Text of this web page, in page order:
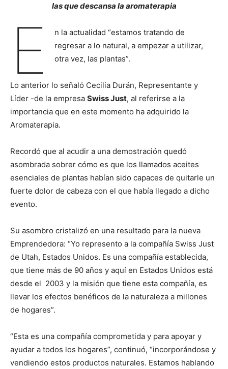
las que descansa la aromaterapia
E
n la actualidad “estamos tratando de
regresar a lo natural, a empezar a utilizar,
otra vez, las plantas”.
Lo anterior lo señaló Cecilia Durán, Representante y
Líder -de la empresa Swiss Just, al referirse a la
importancia que en este momento ha adquirido la
Aromaterapia.
Recordó que al acudir a una demostración quedó
asombrada sobrer cómo es que los llamados aceites
esenciales de plantas habían sido capaces de quitarle un
fuerte dolor de cabeza con el que había llegado a dicho
evento.
Su asombro cristalizó en una resultado para la nueva
Emprendedora: “Yo represento a la compañía Swiss Just
de Utah, Estados Unidos. Es una compañía establecida,
que tiene más de 90 años y aquí en Estados Unidos está
desde el 2003 y la misión que tiene esta compañía, es
llevar los efectos benéficos de la naturaleza a millones
de hogares”.
“Esta es una compañía comprometida y para apoyar y
ayudar a todos los hogares”, continuó, “incorporándose y
vendiendo estos productos naturales. Estamos hablando